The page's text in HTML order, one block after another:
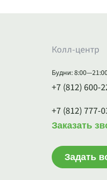
Колл-центр
Будни:
+7 (812) 600-
+7 (812) 777-
Заказать
Задать